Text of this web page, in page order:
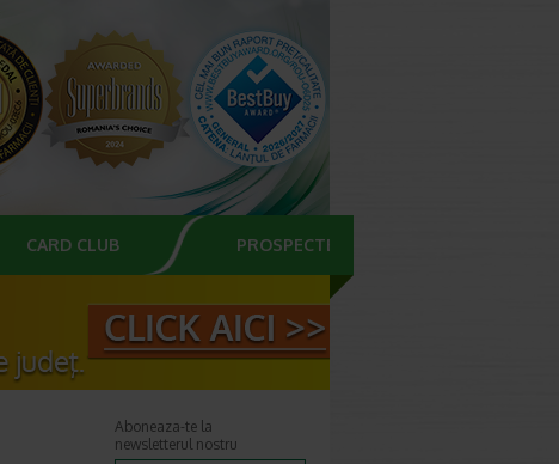
CARD CLUB PROSPECTE
Aboneaza-te la
newsletterul nostru